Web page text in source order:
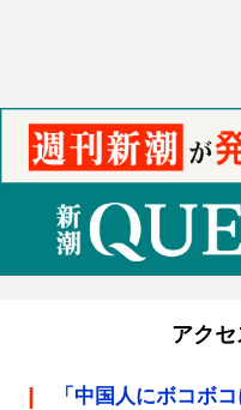
アク
「中国人にボコボ